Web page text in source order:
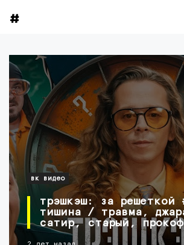
вк видео
трэшкэш: за решеткой
тишина / травма,
сатир, старый,